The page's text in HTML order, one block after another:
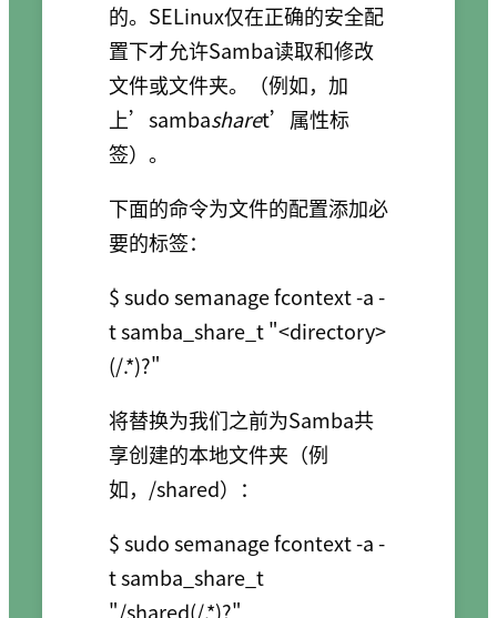
的。SELinux仅在正确的安全配
置下才允许Samba读取和修改
文件或文件夹。（例如，加
上’sambasharet’属性标
签）。
下面的命令为文件的配置添加必
要的标签：
$ sudo semanage fcontext -a -
t samba_share_t "<directory>
将替换为我们之前为Samba共
享创建的本地文件夹（例
如，/shared）：
$ sudo semanage fcontext -a -
t samba_share_t